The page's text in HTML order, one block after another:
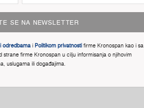
SE NA NEWSLETTER
odredbamai Politikom privatnostifirme Kronospan kao i sa
strane firme Kronospan u cilju informisanja o njihovim
uslugama ili događajima.